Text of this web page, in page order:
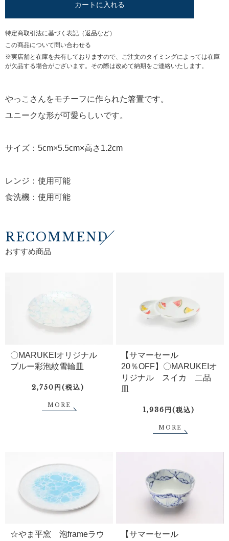
カートに入れる
特定商取引法に基づく表記（返品など）
この商品について問い合わせる
※実店舗と在庫を共有しておりますので、ご注文のタイミングによっては在庫
が欠品する場合がございます。その際は改めて納期をご連絡いたします。
やっこさんをモチーフに作られた箸置です。
ユニークな形が可愛らしいです。
サイズ：5cm×5.5cm×高さ1.2cm
レンジ：使用可能
食洗機：使用可能
RECOMMEND
おすすめ商品
〇MARUKEIオリジナル
ブルー彩泡紋雪輪皿
2,750円(税込)
MORE
【サマーセール
20％OFF】〇MARUKEIオ
リジナル スイカ 二品
皿
1,936円(税込)
MORE
☆やま平窯 泡frameラウ
【サマーセール